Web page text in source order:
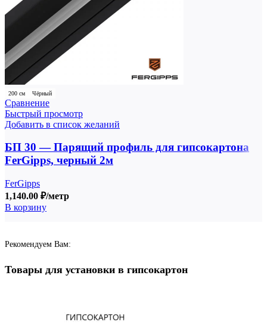
200 см Чёрный
Сравнение
Быстрый просмотр
Добавить в список желаний
БП 30 — Парящий профиль для гипсокартона
FerGipps, черный 2м
FerGipps
1,140.00 ₽/метр
В корзину
Рекомендуем Вам:
Товары для установки в гипсокартон